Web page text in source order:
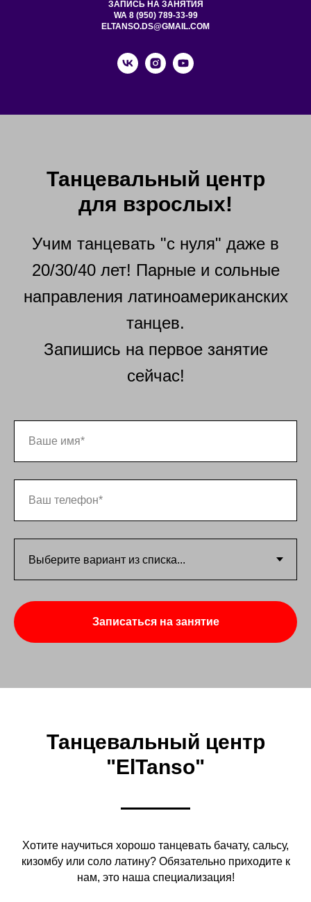
ЗАПИСЬ НА ЗАНЯТИЯ
WA 8 (950) 789-33-99
ELTANSO.DS@GMAIL.COM
Танцевальный центр
для взрослых!
Учим танцевать "с нуля" даже в
20/30/40 лет! Парные и сольные
направления латиноамериканских
танцев.
Запишись на первое занятие
сейчас!
Записаться на занятие
Танцевальный центр
"ElTanso"
Хотите научиться хорошо танцевать бачату, сальсу,
кизомбу или соло латину? Обязательно приходите к
нам, это наша специализация!